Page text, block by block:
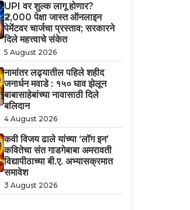
UPI वर शुल्क लागू होणार?
₹2,000 पेक्षा जास्त ऑनलाइन
पेमेंटवर चार्जचा प्रस्ताव; सरकारने
दिले महत्त्वाचे संकेत
5 August 2026
नामांतर लढ्यातील पहिले शहीद
जनार्धन मवाडे : १५० घाव झेलून
बाबासाहेबांच्या नावासाठी दिले
बलिदान
4 August 2026
कवी विजय ढाले यांच्या ‘लॉग इन’
कवितेचा संत गाडगेबाबा अमरावती
विद्यापीठाच्या बी.ए. अभ्यासक्रमात
समावेश
3 August 2026